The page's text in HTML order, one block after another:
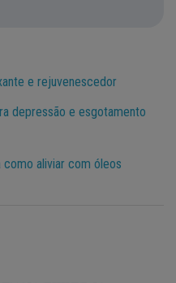
e rejuvenescedor
depressão e esgotamento
como aliviar com óleos